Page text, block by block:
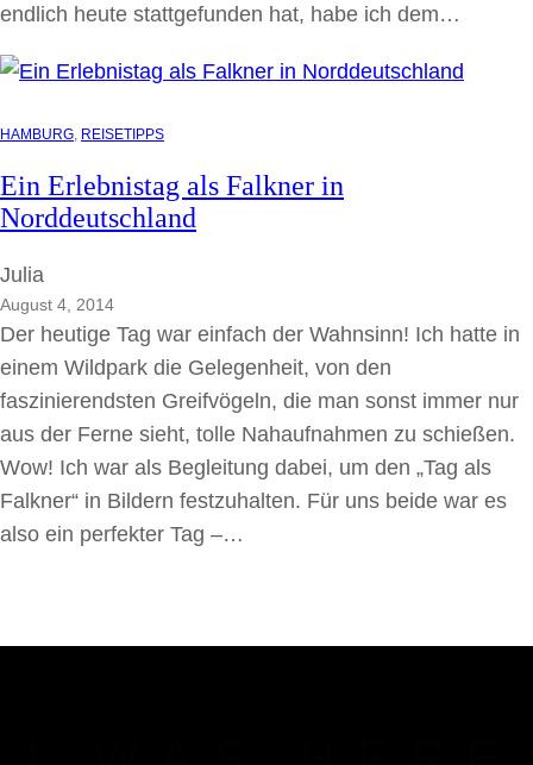
endlich heute stattgefunden hat, habe ich dem…
HAMBURG, REISETIPPS
Ein Erlebnistag als Falkner in
Norddeutschland
Julia
August 4, 2014
Der heutige Tag war einfach der Wahnsinn! Ich hatte in
einem Wildpark die Gelegenheit, von den
faszinierendsten Greifvögeln, die man sonst immer nur
aus der Ferne sieht, tolle Nahaufnahmen zu schießen.
Wow! Ich war als Begleitung dabei, um den „Tag als
Falkner“ in Bildern festzuhalten. Für uns beide war es
also ein perfekter Tag –…